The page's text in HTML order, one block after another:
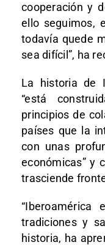
cooperación y
ello seguimos,
todavía quede
sea difícil”, ha
La historia de
“está
principios de
países que la
con unas
económicas” y
trasciende
“Iberoamérica
tradiciones y
historia, ha